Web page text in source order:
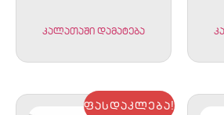
კალათაში დამატება
ფასდაკლება!